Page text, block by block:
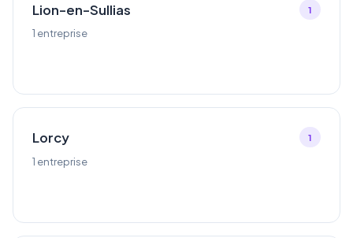
Lion-en-Sullias
1 entreprise
1
Lorcy
1 entreprise
1